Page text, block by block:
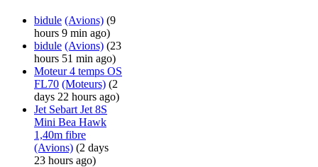
bidule (Avions) (9
hours 9 min ago)
bidule (Avions) (23
hours 51 min ago)
Moteur 4 temps OS
FL70 (Moteurs) (2
days 22 hours ago)
Jet Sebart Jet 8S
Mini Bea Hawk
1,40m fibre
(Avions) (2 days
23 hours ago)